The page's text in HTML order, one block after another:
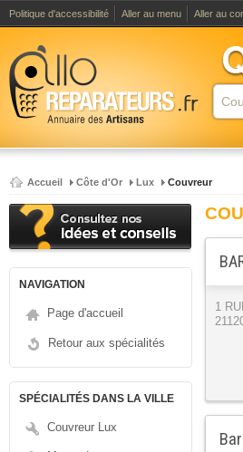
Politique d'accessibilité Aller au menu Aller au
Accueil Côte d'Or Lux Couvreur
NAVIGATION
Page d'accueil
Retour aux spécialités
SPÉCIALITÉS DANS LA VILLE
Couvreur Lux
1